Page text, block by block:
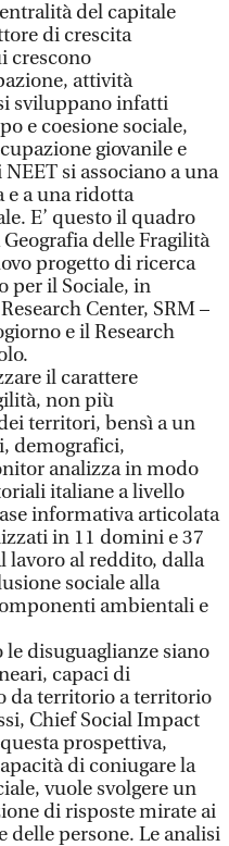
del capitale
di crescita
crescono
attività
sviluppano infatti
e coesione sociale,
giovanile e
si associano a una
e a una ridotta
E’ questo il quadro
delle Fragilità
progetto di ricerca
per il Sociale, in
Center, SRM –
e il Research
il carattere
non più
territori, bensì a un
demografici,
analizza in modo
italiane a livello
informativa articolata
in 11 domini e 37
lavoro al reddito, dalla
sociale alla
ambientali e
disuguaglianze siano
capaci di
da territorio a territorio
Chief Social Impact
prospettiva,
di coniugare la
vuole svolgere un
di risposte mirate ai
delle persone. Le analisi